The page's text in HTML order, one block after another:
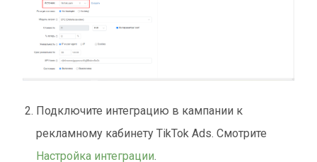
Подключите интеграцию в кампании к
рекламному кабинету TikTok Ads. Смотрите
Настройка интеграции.